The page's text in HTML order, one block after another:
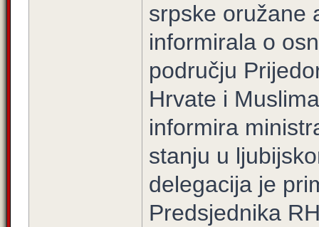
srpske oružane
informirala o
području
Hrvate i
informira
stanju u
delegacija je
Predsjednika